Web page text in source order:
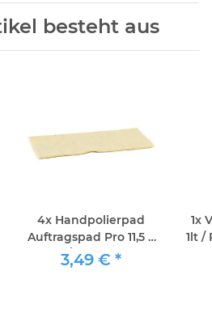
besteht aus
4x Handpolierpad
Auftragspad Pro 11,5 x
25cm / 1Stück echte
Schafwolle
3,49 € *
1x
1lt /